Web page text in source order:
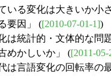
いる変化は大きいか小
要因」 ([2010-07-01-1])
は統計的・文体的な問
めかしいか」 ([2011-05-
は言語変化の回転率の